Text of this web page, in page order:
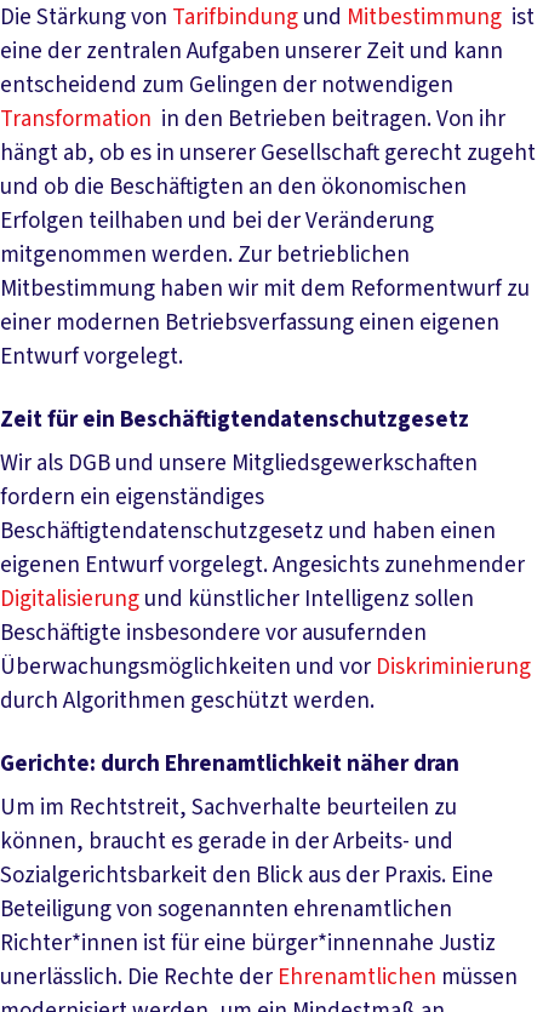
Die Stärkung von Tarifbindungund Mitbestimmung ist
eine der zentralen Aufgaben unserer Zeit und kann
entscheidend zum Gelingen der notwendigen
Transformation in den Betrieben beitragen. Von ihr
hängt ab, ob es in unserer Gesellschaft gerecht zugeht
und ob die Beschäftigten an den ökonomischen
Erfolgen teilhaben und bei der Veränderung
mitgenommen werden. Zur betrieblichen
Mitbestimmung haben wir mit dem Reformentwurf zu
einer modernen Betriebsverfassung einen eigenen
Entwurf vorgelegt.
Zeit für ein Beschäftigtendatenschutzgesetz
Wir als DGB und unsere Mitgliedsgewerkschaften
fordern ein eigenständiges
Beschäftigtendatenschutzgesetz und haben einen
eigenen Entwurf vorgelegt. Angesichts zunehmender
Digitalisierungund künstlicher Intelligenz sollen
Beschäftigte insbesondere vor ausufernden
Überwachungsmöglichkeiten und vor Diskriminierung
durch Algorithmen geschützt werden.
Gerichte: durch Ehrenamtlichkeit näher dran
Um im Rechtstreit, Sachverhalte beurteilen zu
können, braucht es gerade in der Arbeits- und
Sozialgerichtsbarkeit den Blick aus der Praxis. Eine
Beteiligung von sogenannten ehrenamtlichen
Richter*innen ist für eine bürger*innennahe Justiz
unerlässlich. Die Rechte der Ehrenamtlichen müssen